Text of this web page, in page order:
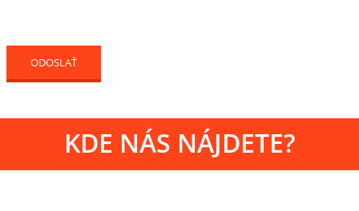
KDE NÁS NÁJDETE?